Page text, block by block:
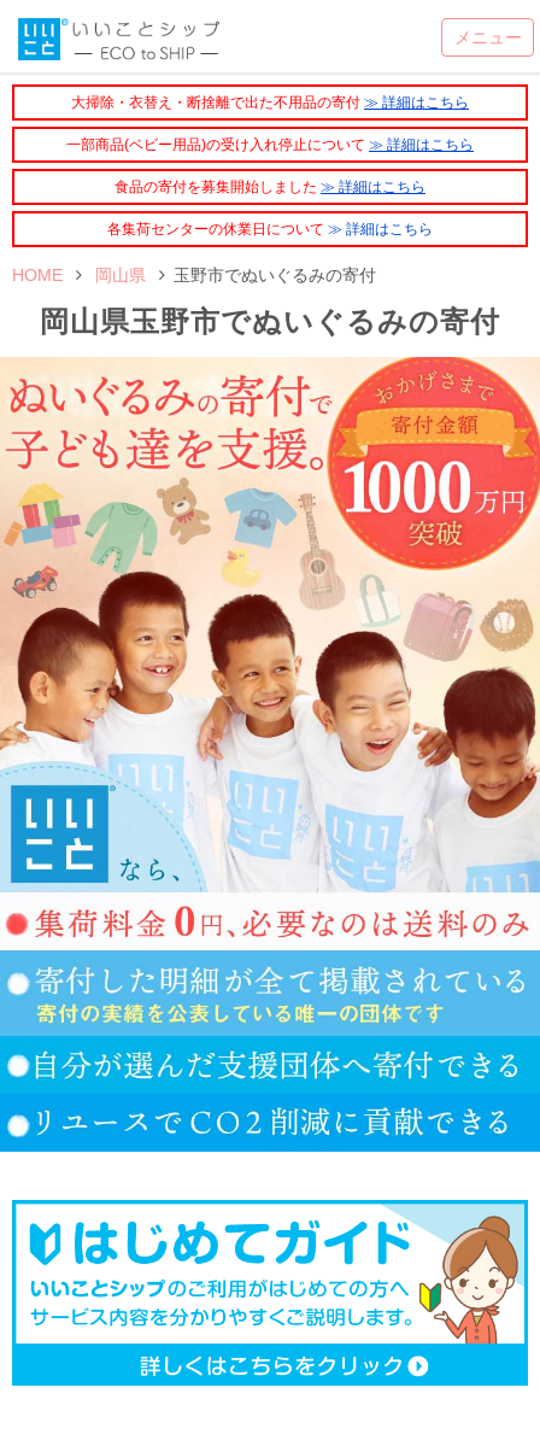
大掃除・衣替え・断捨離で出た不用品の寄付 ≫ 詳細はこちら
一部商品(ベビー用品)の受け入れ停止について ≫ 詳細はこちら
食品の寄付を募集開始しました ≫ 詳細はこちら
各集荷センターの休業日について ≫ 詳細はこちら
HOME 岡山県 玉野市でぬいぐるみの寄付
岡山県玉野市でぬいぐるみの寄付